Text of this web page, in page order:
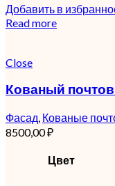
Добавить в
Read more
Close
Кованый
Фасад, Кованые
8500,00₽
Цвет